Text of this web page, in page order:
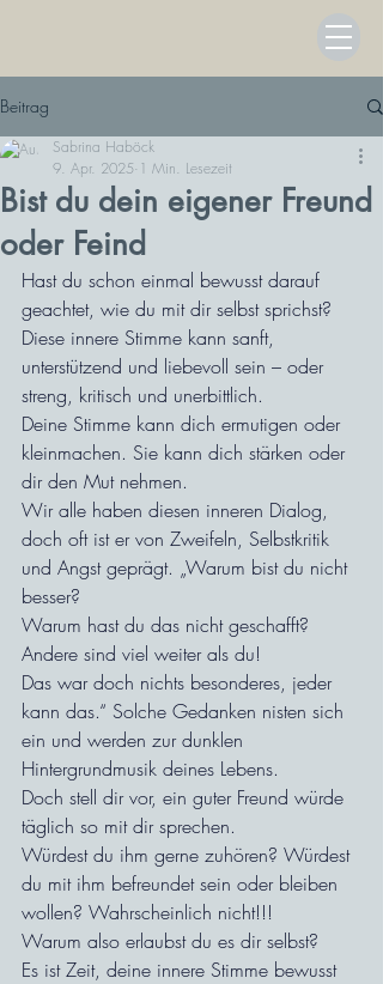
Beitrag
Bist du dein eigener Freund
oder Feind
Sabrina Haböck
9. Apr. 2025 1 Min. Lesezeit
Hast du schon einmal bewusst darauf
geachtet, wie du mit dir selbst sprichst?
Diese innere Stimme kann sanft,
unterstützend und liebevoll sein – oder
streng, kritisch und unerbittlich.
Deine Stimme kann dich ermutigen oder
kleinmachen. Sie kann dich stärken oder
dir den Mut nehmen.
Wir alle haben diesen inneren Dialog,
doch oft ist er von Zweifeln, Selbstkritik
und Angst geprägt. „Warum bist du nicht
besser?
Warum hast du das nicht geschafft?
Andere sind viel weiter als du!
Das war doch nichts besonderes, jeder
kann das.“ Solche Gedanken nisten sich
ein und werden zur dunklen
Hintergrundmusik deines Lebens.
Doch stell dir vor, ein guter Freund würde
täglich so mit dir sprechen.
Würdest du ihm gerne zuhören? Würdest
du mit ihm befreundet sein oder bleiben
wollen? Wahrscheinlich nicht!!!
Warum also erlaubst du es dir selbst?
Es ist Zeit, deine innere Stimme bewusst